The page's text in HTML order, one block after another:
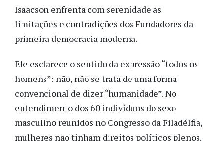
Isaacson enfrenta com serenidade as
limitações e contradições dos Fundadores da
primeira democracia moderna.
Ele esclarece o sentido da expressão “todos os
homens”: não, não se trata de uma forma
convencional de dizer “humanidade”. No
entendimento dos 60 indivíduos do sexo
masculino reunidos no Congresso da Filadélfia,
mulheres não tinham direitos políticos plenos.